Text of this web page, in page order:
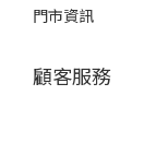
門市資訊
顧客服務